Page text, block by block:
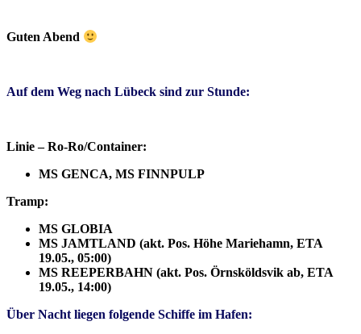
Guten Abend
Auf dem Weg nach Lübeck sind zur Stunde:
Linie – Ro-Ro/Container:
MS GENCA, MS FINNPULP
Tramp:
MS GLOBIA
MS JAMTLAND (akt. Pos. Höhe Mariehamn, ETA
19.05., 05:00)
MS REEPERBAHN (akt. Pos. Örnsköldsvik ab, ETA
19.05., 14:00)
Über Nacht liegen folgende Schiffe im Hafen: